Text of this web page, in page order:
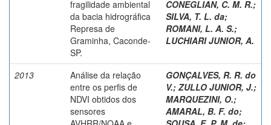
fragilidade ambiental
da bacia hidrográfica
Represa de
Graminha, Caconde-
SP.
CONEGLIAN, C. M. R.;
SILVA, T. L. da;
ROMANI, L. A. S.;
LUCHIARI JUNIOR, A.
2013
Análise da relação
entre os perfis de
NDVI obtidos dos
sensores
GONÇALVES, R. R. do
V.; ZULLO JUNIOR, J.;
MARQUEZINI, O.;
AMARAL, B. F. do;